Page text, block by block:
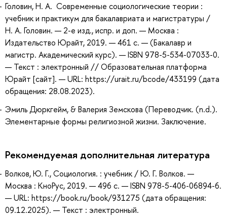
Головин, Н. А. Современные социологические теории :
учебник и практикум для бакалавриата и магистратуры /
Н. А. Головин. — 2-е изд., испр. и доп. — Москва :
Издательство Юрайт, 2019. — 461 с. — (Бакалавр и
магистр. Академический курс). — ISBN 978-5-534-07033-0.
— Текст : электронный // Образовательная платформа
Юрайт [сайт]. — URL: https://urait.ru/bcode/433199 (дата
обращения: 28.08.2023).
Эмиль Дюркгейм, & Валерия Земскова (Переводчик. (n.d.).
Элементарные формы религиозной жизни. Заключение.
Рекомендуемая дополнительная литература
Волков, Ю. Г., Социология. : учебник / Ю. Г. Волков. —
Москва : КноРус, 2019. — 496 с. — ISBN 978-5-406-06894-6.
— URL: https://book.ru/book/931275 (дата обращения:
09.12.2025). — Текст : электронный.